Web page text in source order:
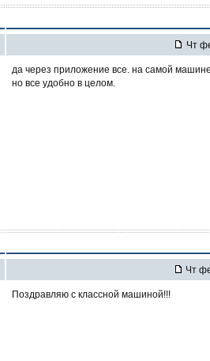
Чт
да через приложение все. на самой
но все удобно в целом.
Чт
Поздравляю с классной машиной!!!